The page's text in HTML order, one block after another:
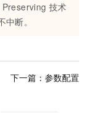
技术
断。
下一篇： 参数配置